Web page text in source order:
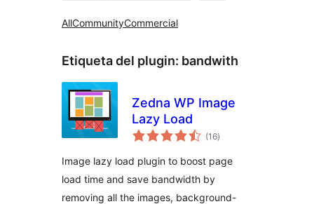
AllCommunityCommercial
Etiqueta del plugin: bandwith
Zedna WP Image
Lazy Load
(16total
de
)
Image lazy load plugin to boost page
load time and save bandwidth by
removing all the images, background-